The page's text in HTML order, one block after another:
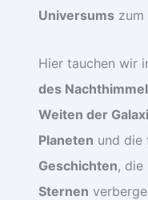
Universums zum
Hier tauchen wir
des
Weiten der
Planeten und die
Geschichten, die
Sternen